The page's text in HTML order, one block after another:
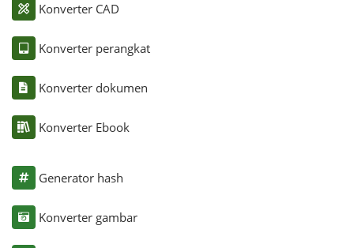
Konverter CAD
Konverter perangkat
Konverter dokumen
Konverter Ebook
Generator hash
Konverter gambar